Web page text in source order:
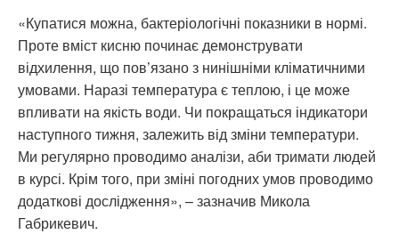
«Купатися можна, бактеріологічні показники в нормі.
Проте вміст кисню починає демонструвати
відхилення, що пов’язано з нинішніми кліматичними
умовами. Наразі температура є теплою, і це може
впливати на якість води. Чи покращаться індикатори
наступного тижня, залежить від зміни температури.
Ми регулярно проводимо аналізи, аби тримати людей
в курсі. Крім того, при зміні погодних умов проводимо
додаткові дослідження», – зазначив Микола
Габрикевич.